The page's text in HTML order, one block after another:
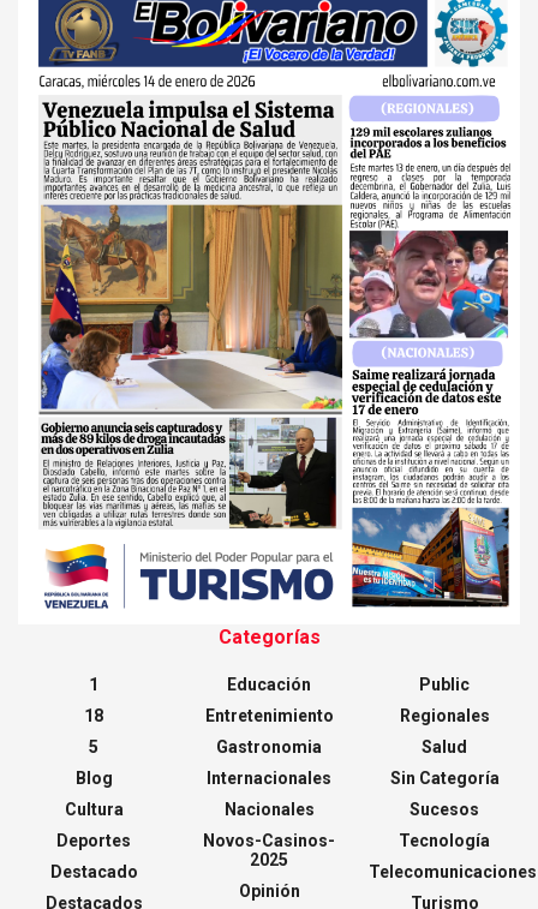
Categorías
1
18
5
Blog
Cultura
Deportes
Destacado
Destacados
Educación
Entretenimiento
Gastronomia
Internacionales
Nacionales
Novos-Casinos-
2025
Opinión
Public
Regionales
Salud
Sin Categoría
Sucesos
Tecnología
Telecomunicaciones
Turismo